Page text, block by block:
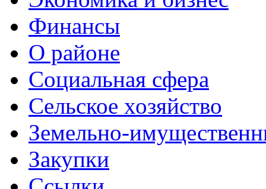
Финансы
О районе
Социальная сфера
Сельское хозяйство
Земельно-
Закупки